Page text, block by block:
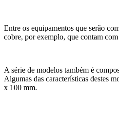
Entre os equipamentos que serão
cobre, por exemplo, que contam
A série de modelos também é
Algumas das características destes
x 100 mm.